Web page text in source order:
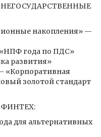
НЕГОСУДАРСТВЕННЫЕ
накопления» —
года по ПДС»
развития»
«Корпоративная
золотой стандарт
ФИНТЕХ:
для альтернативных